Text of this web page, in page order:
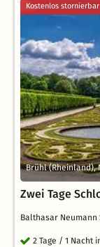
Kostenlos stornierbar
Brühl (Rheinland),
Zwei Tage
Balthasar
2 Tage / 1 Nacht